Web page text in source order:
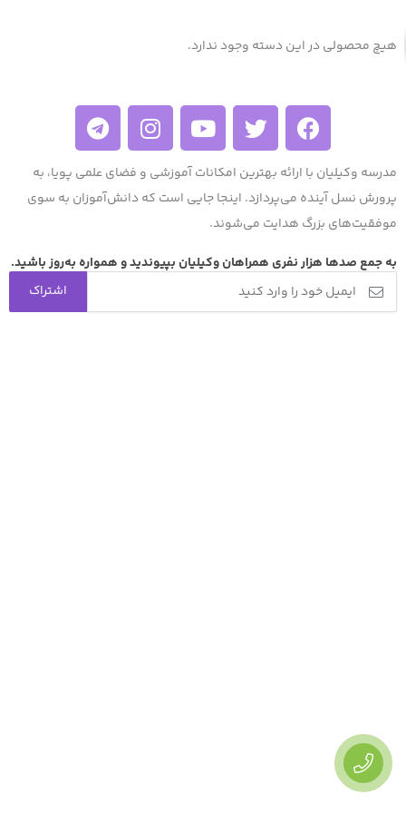
هیچ محصولی در این دسته وجود ندارد.
مدرسه وکیلیان با ارائه بهترین امکانات آموزشی و فضای علمی پویا، به
پرورش نسل آینده می‌پردازد. اینجا جایی است که دانش‌آموزان به سوی
موفقیت‌های بزرگ هدایت می‌شوند.
به جمع صد‌ها هزار نفری همراهان وکیلیان بپیوندید و همواره به‌روز باشید.